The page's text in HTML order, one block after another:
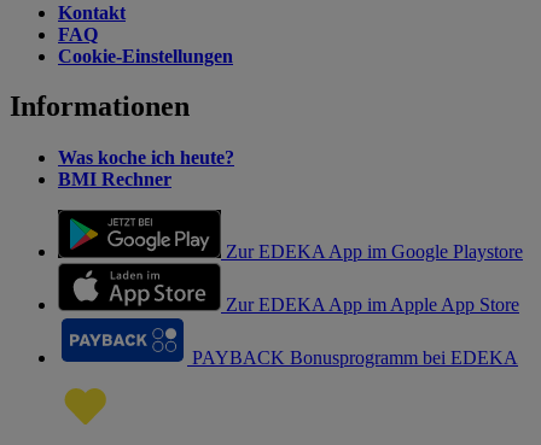
Kontakt
FAQ
Cookie-Einstellungen
Informationen
Was koche ich heute?
BMI Rechner
Zur EDEKA App im Google Playstore
Zur EDEKA App im Apple App Store
PAYBACK Bonusprogramm bei EDEKA